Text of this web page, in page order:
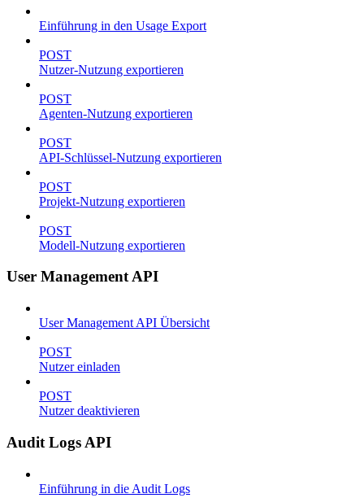
Einführung in den Usage Export
POST
Nutzer-Nutzung exportieren
POST
Agenten-Nutzung exportieren
POST
API-Schlüssel-Nutzung exportieren
POST
Projekt-Nutzung exportieren
POST
Modell-Nutzung exportieren
User Management API
User Management API Übersicht
POST
Nutzer einladen
POST
Nutzer deaktivieren
Audit Logs API
Einführung in die Audit Logs